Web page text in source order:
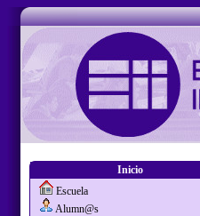
Inicio
Escuela
Alumn@s